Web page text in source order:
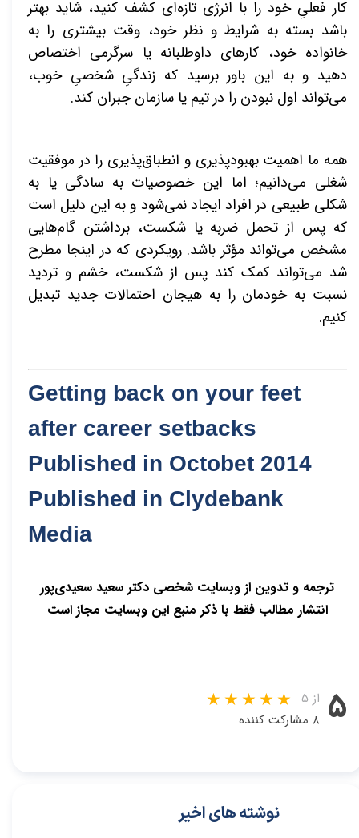
کار فعلیِ خود را با انرژی تازه‌ای کشف کنید، شاید بهتر
باشد بسته به شرایط و نظر خود، وقت بیشتری را به
خانواده خود، کارهای داوطلبانه یا سرگرمی اختصاص
دهید و به این باوربرسید که زندگیِ شخصیِ خوب،
می‌تواند اول نبودن را در تیم یا سازمان جبران کند.
همه ما اهمیت بهبودپذیری و انطباق‌پذیری را در موفقیت
شغلی می‌دانیم؛ اما این خصوصیات به سادگی یا به
شکلی طبیعی در افراد ایجاد نمی‌شود و به این دلیل است
که پس از تحمل ضربه یا شکست، برداشتن گام‌هایی
مشخص می‌تواند مؤثر باشد. رویکردی که در اینجا مطرح
شد می‌تواند کمک کند پس از شکست، خشم و تردید
نسبت به خودمان را به هیجان احتمالات جدید تبدیل
کنیم.
Getting back on your feet
after career setbacks
Published in Octobet 2014
Published in Clydebank
Media
ترجمه و تدوین از وبسایت شخصی دکتر سعید سعیدی‌پور
انتشار مطالب فقط با ذکر منبع این وبسایت مجاز است
۵ از ۵
۸ مشارکت کننده
نوشته های اخیر